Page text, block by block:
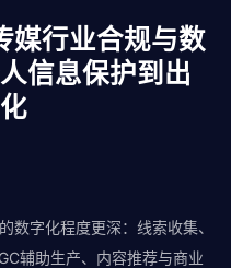
行业合规与数
信息保护到出
数字化程度更深：线索收集、
辅助生产、内容推荐与商业